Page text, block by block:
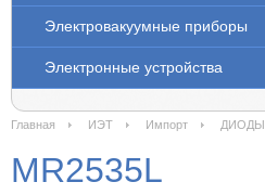
Электровакуумные приборы
Электронные устройства
Главная ИЭТ Импорт ДИОДЫ
MR2535L